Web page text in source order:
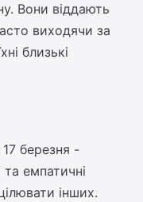
Вони віддають
виходячи за
близькі
березня -
емпатичні
інших.